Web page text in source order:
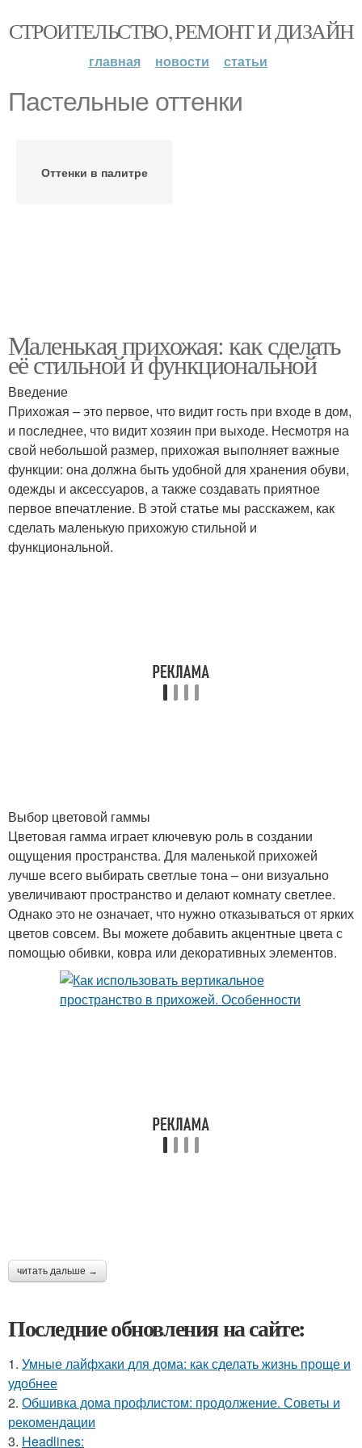
СТРОИТЕЛЬСТВО, РЕМОНТ И ДИЗАЙН
главная новости статьи
Пастельные оттенки
Оттенки в палитре
Маленькая прихожая: как сделать
её стильной и функциональной
Введение
Прихожая – это первое, что видит гость при входе в дом,
и последнее, что видит хозяин при выходе. Несмотря на
свой небольшой размер, прихожая выполняет важные
функции: она должна быть удобной для хранения обуви,
одежды и аксессуаров, а также создавать приятное
первое впечатление. В этой статье мы расскажем, как
сделать маленькую прихожую стильной и
функциональной.
Выбор цветовой гаммы
Цветовая гамма играет ключевую роль в создании
ощущения пространства. Для маленькой прихожей
лучше всего выбирать светлые тона – они визуально
увеличивают пространство и делают комнату светлее.
Однако это не означает, что нужно отказываться от ярких
цветов совсем. Вы можете добавить акцентные цвета с
помощью обивки, ковра или декоративных элементов.
читать дальше →
Последние обновления на сайте:
1. Умные лайфхаки для дома: как сделать жизнь проще и
удобнее
2. Обшивка дома профлистом: продолжение. Советы и
рекомендации
3. Headlines: